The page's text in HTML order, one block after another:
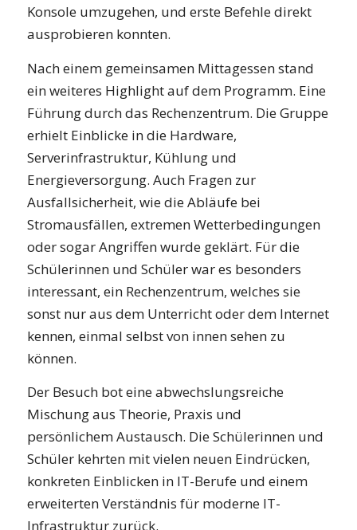
Konsole umzugehen, und erste Befehle direkt
ausprobieren konnten.
Nach einem gemeinsamen Mittagessen stand
ein weiteres Highlight auf dem Programm. Eine
Führung durch das Rechenzentrum. Die Gruppe
erhielt Einblicke in die Hardware,
Serverinfrastruktur, Kühlung und
Energieversorgung. Auch Fragen zur
Ausfallsicherheit, wie die Abläufe bei
Stromausfällen, extremen Wetterbedingungen
oder sogar Angriffen wurde geklärt. Für die
Schülerinnen und Schüler war es besonders
interessant, ein Rechenzentrum, welches sie
sonst nur aus dem Unterricht oder dem Internet
kennen, einmal selbst von innen sehen zu
können.
Der Besuch bot eine abwechslungsreiche
Mischung aus Theorie, Praxis und
persönlichem Austausch. Die Schülerinnen und
Schüler kehrten mit vielen neuen Eindrücken,
konkreten Einblicken in IT-Berufe und einem
erweiterten Verständnis für moderne IT-
Infrastruktur zurück.